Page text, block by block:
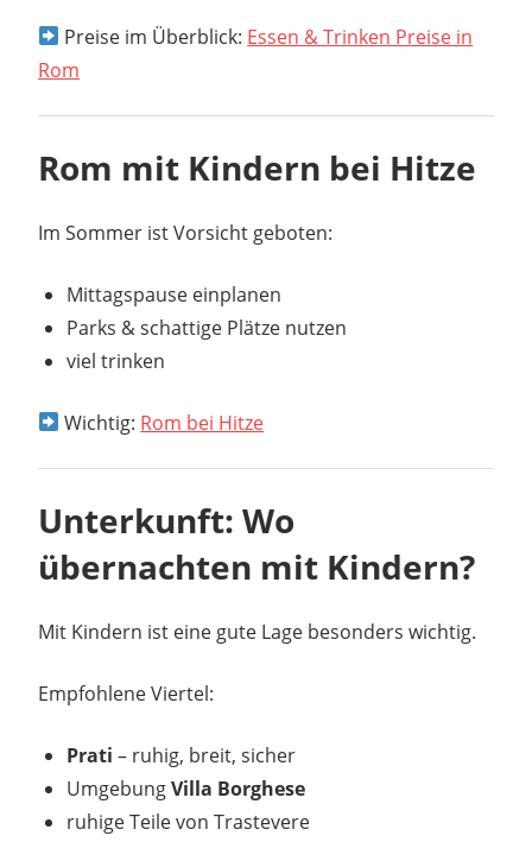
Preise im Überblick: Essen & Trinken Preise in
Rom
Rom mit Kindern bei Hitze
Im Sommer ist Vorsicht geboten:
Mittagspause einplanen
Parks & schattige Plätze nutzen
viel trinken
Wichtig: Rom bei Hitze
Unterkunft: Wo
übernachten mit Kindern?
Mit Kindern ist eine gute Lage besonders wichtig.
Empfohlene Viertel:
Prati – ruhig, breit, sicher
UmgebungVilla Borghese
ruhige Teile von Trastevere